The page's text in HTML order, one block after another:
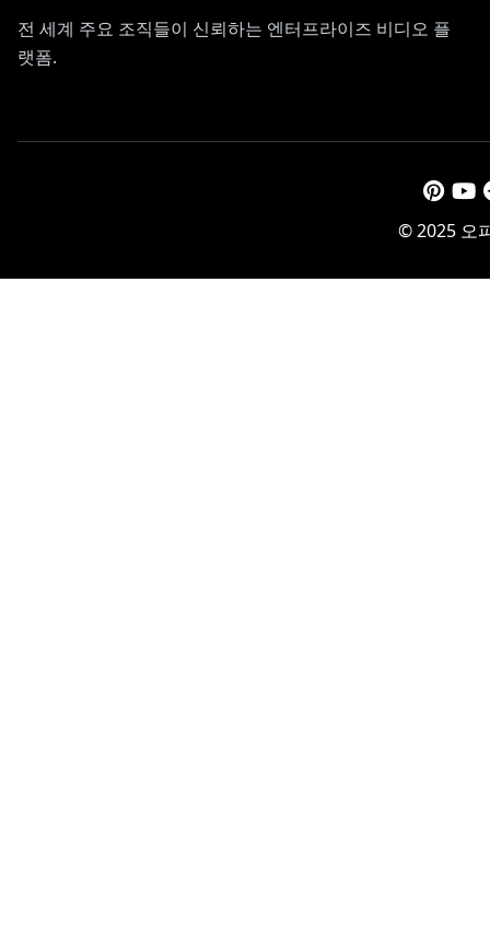
전 세계 주요 조직들이 신뢰하는 엔터프라이즈 비디오 플
랫폼.
© 2025 오